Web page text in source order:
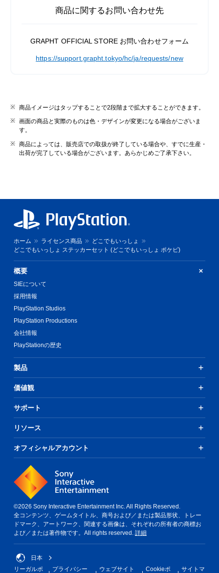
商品に関するお問い合わせ先
GRAPHT OFFICIAL STORE お問い合わせフォーム
https://support.grapht.tokyo/hc/ja/requests/new
商品イメージはタップすることで2段階まで拡大することができます。
画面の商品と実際のものは色・デザインが変更になる場合がございま
す。
商品によっては、販売店での取扱が終了している場合や、すでに生産・
出荷が完了している場合がございます。あらかじめご了承下さい。
ホーム ライセンス商品
どこでもいっしょ
どこでもいっしょ ステッカーセット (どこでもいっしょ ポケピ)
概要
SIEについて
採用情報
PlayStation Studios
PlayStation Productions
会社情報
PlayStationの歴史
製品
価値観
サポート
リソース
オフィシャルアカウント
©2026 Sony Interactive Entertainment Inc. All Rights Reserved.
全コンテンツ、ゲームタイトル、商号および／または製品形状、トレー
ドマーク、アートワーク、関連する画像は、それぞれの所有者の商標お
よび／または著作物です。All rights reserved. 詳細
日本
リーガルポ
プライバシー
ウェブサイト
Cookieポ
サイトマ